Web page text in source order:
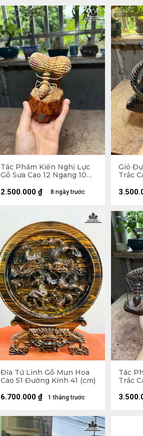
Tác Phẩm Kiến Nghị Lực
Gỗ Sưa Cao 12 Ngang 10
8 ngày trước
2.500.000 ₫
Giỏ
Trắc
Đĩa Tứ Linh Gỗ Mun Hoa
Cao 51 Đường Kính 41 (cm)
1 tháng trước
6.700.000 ₫
Tác
Trắc